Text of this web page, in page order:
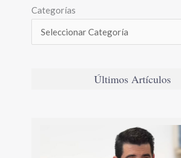
Categorías
Últimos Artículos